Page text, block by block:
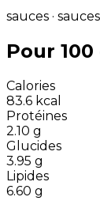
sauces ·
Pour 100
Calories
83.6 kcal
Protéines
2.10 g
Glucides
3.95 g
Lipides
6.60 g